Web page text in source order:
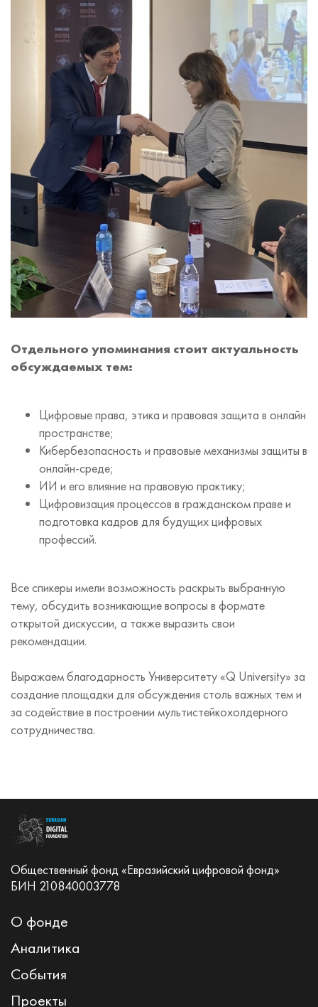
Отдельного упоминания стоит актуальность
обсуждаемых тем:
Цифровые права, этика и правовая защита в онлайн
пространстве;
Кибербезопасность и правовые механизмы защиты в
онлайн-среде;
ИИ и его влияние на правовую практику;
Цифровизация процессов в гражданском праве и
подготовка кадров для будущих цифровых
профессий.
Все спикеры имели возможность раскрыть выбранную
тему, обсудить возникающие вопросы в формате
открытой дискуссии, а также выразить свои
рекомендации.
Выражаем благодарность Университету «Q University» за
создание площадки для обсуждения столь важных тем и
за содействие в построении мультистейкохолдерного
сотрудничества.
Общественный фонд «Евразийский цифровой фонд»
БИН 210840003778
О фонде
Аналитика
События
Проекты